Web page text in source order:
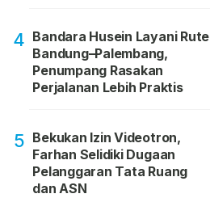
4 Bandara Husein Layani Rute
Bandung–Palembang,
Penumpang Rasakan
Perjalanan Lebih Praktis
5 Bekukan Izin Videotron,
Farhan Selidiki Dugaan
Pelanggaran Tata Ruang
dan ASN